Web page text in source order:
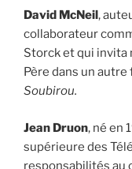
David McNeil,
collaborateur
Storck et qui invita
Père dans un
Soubirou.
Jean Druon, né en
supérieure des
responsabilités au